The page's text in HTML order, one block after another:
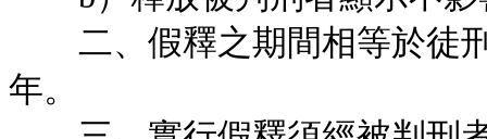
二、假釋之期間相等於徒刑
年。